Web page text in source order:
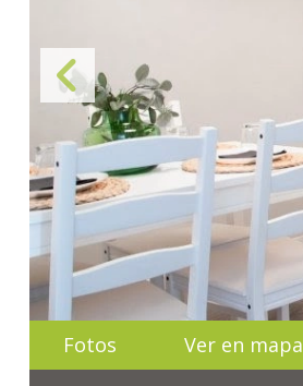
Fotos Ver en mapa